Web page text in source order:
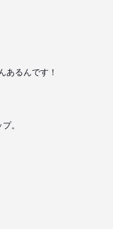
あるんです！
。